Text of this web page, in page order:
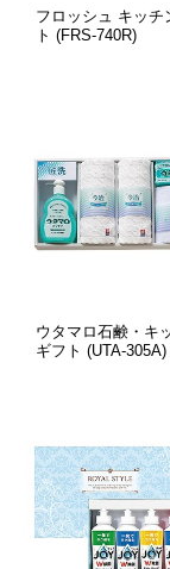
フロッシュ キッチ
ト (FRS-740R)
ウタマロ石鹸・キ
ギフト (UTA-305A)